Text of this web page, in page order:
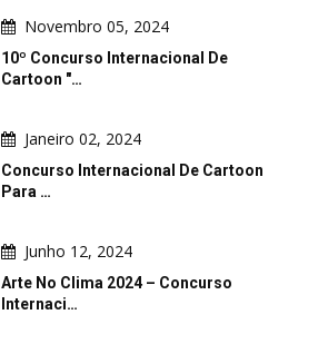
Novembro 05, 2024
10º Concurso Internacional De
Cartoon "…
Janeiro 02, 2024
Concurso Internacional De Cartoon
Para …
Junho 12, 2024
Arte No Clima 2024 – Concurso
Internaci…